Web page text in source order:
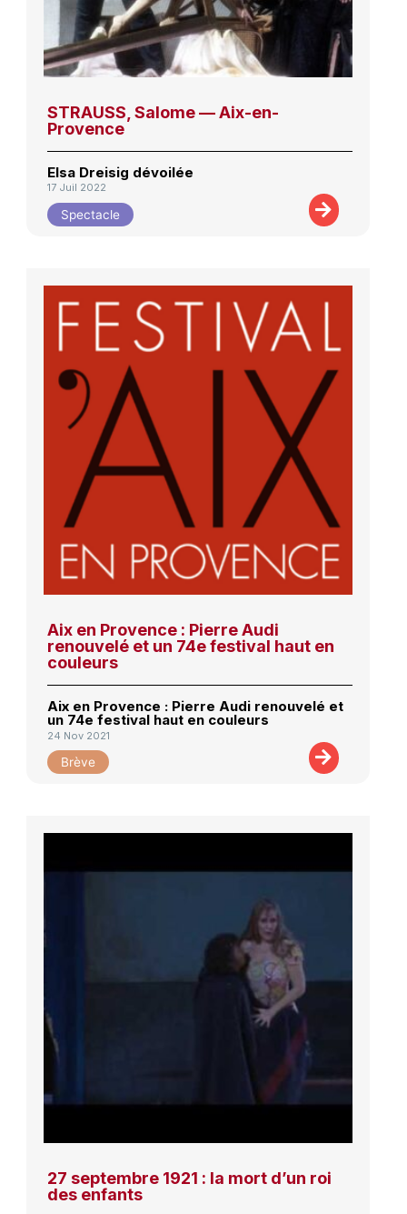
STRAUSS, Salome — Aix-en-
Provence
Elsa Dreisig dévoilée
17 Juil 2022
Spectacle
Aix en Provence : Pierre Audi
renouvelé et un 74e festival haut en
couleurs
Aix en Provence : Pierre Audi renouvelé et
un 74e festival haut en couleurs
24 Nov 2021
Brève
27 septembre 1921 : la mort d’un roi
des enfants